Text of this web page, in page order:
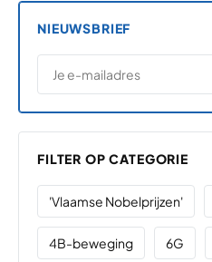
NIEUWSBRIEF
E-MAILADRES
*
FILTER OP CATEGORIE
'Vlaamse Nobelprijzen'
4B-beweging 6G